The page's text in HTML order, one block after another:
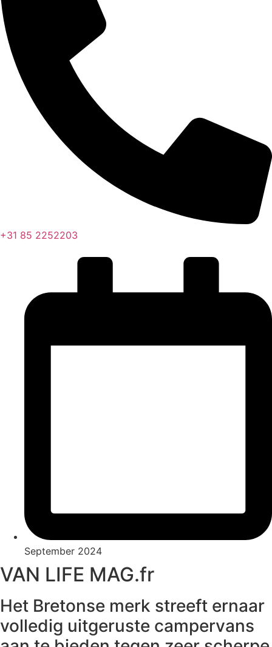
+31 85 2252203
September 2024
VAN LIFE MAG.fr
Het Bretonse merk streeft ernaar
volledig uitgeruste campervans